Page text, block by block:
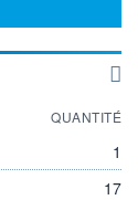
QUANTITÉ
1
17